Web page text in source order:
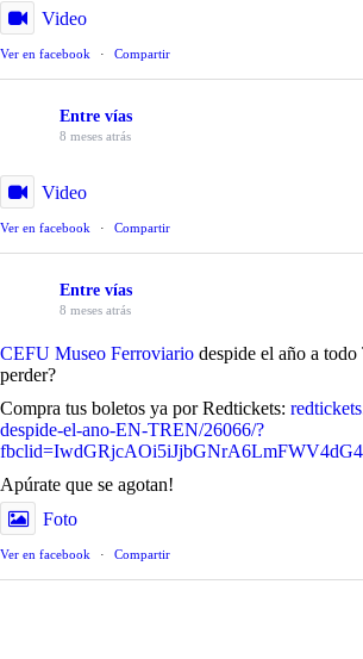
Video
Ver en facebook · Compartir
Entre vías
8 meses atrás
Video
Ver en facebook · Compartir
Entre vías
8 meses atrás
CEFU Museo Ferroviario despide el año a
perder?
Compra tus boletos ya por Redtickets:
despide-el-ano-EN-TREN/26066/?
Apúrate que se agotan!
Foto
Ver en facebook · Compartir